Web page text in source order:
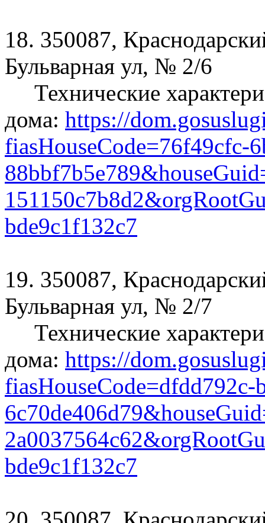
18. 350087,
Бульварная ул, № 2/6
Технические
дома: https://
fiasHouseCode=76f49cfc-
bde9c1f132c7
19. 350087,
Бульварная ул, № 2/7
Технические
дома: https://
bde9c1f132c7